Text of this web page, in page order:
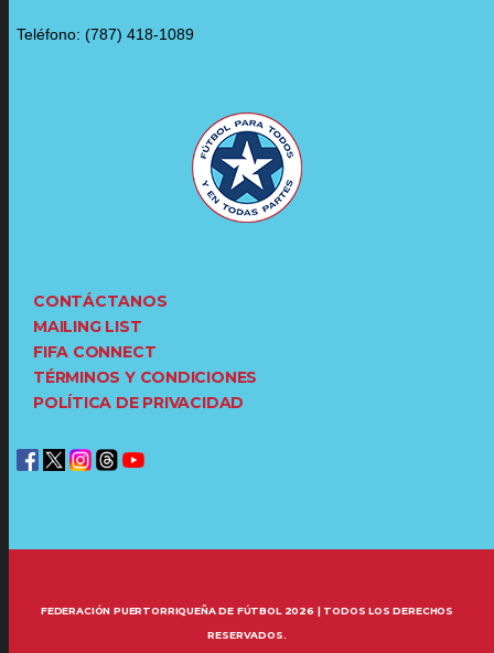
Teléfono: (787) 418-1089
CONTÁCTANOS
MAILING LIST
FIFA CONNECT
TÉRMINOS Y CONDICIONES
POLÍTICA DE PRIVACIDAD
FEDERACIÓN PUERTORRIQUEÑA DE FÚTBOL 2026 | TODOS LOS DERECHOS
RESERVADOS.